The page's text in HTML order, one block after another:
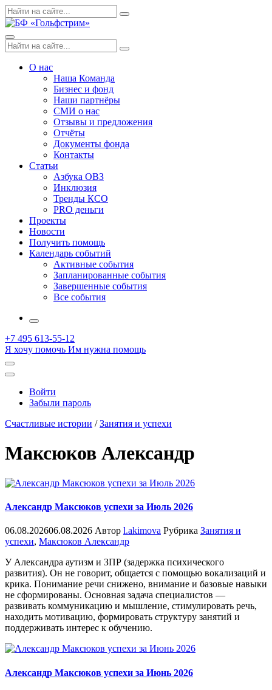
Skip
to
Поиск
по:
Search
Menu
Поиск
по:
Search
О нас
Наша Команда
Бизнес и фонд
Наши партнёры
СМИ о нас
Отзывы и предложения
Отчёты
Документы фонда
Контакты
Статьи
Азбука ОВЗ
Инклюзия
Тренды КСО
PRO деньги
Проекты
Новости
Получить помощь
Календарь событий
Активные события
Запланированные события
Завершенные события
Все события
More
+7 495 613-55-12
Я хочу помочь Им нужна помощь
Открыть
поиск
Профиль
Войти
Забыли пароль
Счастливые истории /Занятия и успехи
Максюков Александр
Александр Максюков успехи за Июль 2026
06.08.202606.08.2026 Автор l.akimova Рубрика Занятия и
успехи, Максюков Александр
У Александра аутизм и ЗПР (задержка психического
развития). Он не говорит, общается с помощью вокализаций и
крика. Понимание речи снижено, внимание и базовые навыки
не сформированы. Основная задача специалистов —
развивать коммуникацию и мышление, стимулировать речь,
находить мотивацию, формировать структуру занятий и
поддерживать интерес к обучению.
Александр Максюков успехи за Июнь 2026